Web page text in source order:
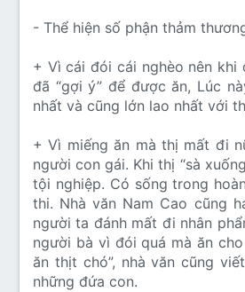
- Thể hiện số phận thảm
+ Vì cái đói cái nghèo nên khi
đã “gợi ý” để được ăn, Lúc
nhất và cũng lớn lao nhất với
+ Vì miếng ăn mà thị mất đi
người con gái. Khi thị “sà
tội nghiệp. Có sống trong
thi. Nhà văn Nam Cao cũng
người ta đánh mất đi nhân
người bà vì đói quá mà ăn
ăn thịt chó”, nhà văn cũng
những đứa con.